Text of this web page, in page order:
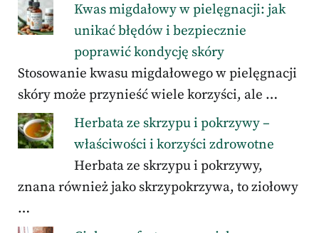
Kwas migdałowy w pielęgnacji: jak
unikać błędów i bezpiecznie
poprawić kondycję skóry
Stosowanie kwasu migdałowego w pielęgnacji
skóry może przynieść wiele korzyści, ale …
Herbata ze skrzypu i pokrzywy –
właściwości i korzyści zdrowotne
Herbata ze skrzypu i pokrzywy,
znana również jako skrzypokrzywa, to ziołowy
…